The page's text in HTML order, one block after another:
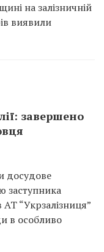
на залізничній
виявили
завершено
досудове
заступника
“Укрзалізниця”
в особливо